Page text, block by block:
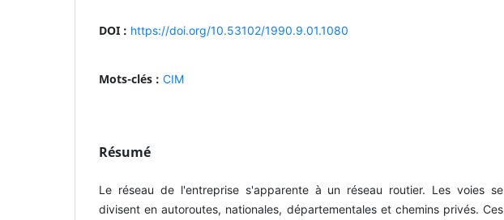
DOI : https://doi.org/10.53102/1990.9.01.1080
Mots-clés : CIM
Résumé
Le réseau de l'entreprise s'apparente à un réseau routier. Les voies se
divisent en autoroutes, nationales, départementales et chemins privés. Ces